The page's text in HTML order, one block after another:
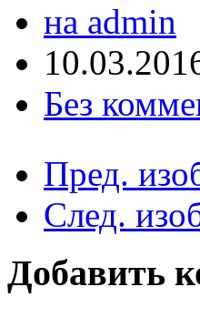
на admin
Без
Пред.
След.
Добавить